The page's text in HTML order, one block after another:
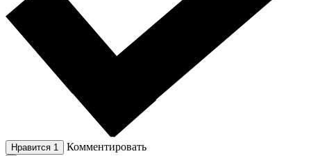
Нравится 1 Комментировать